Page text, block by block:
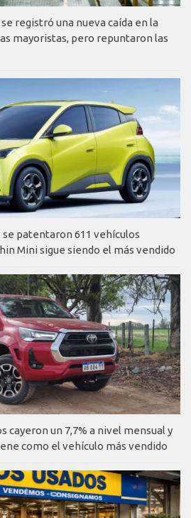
registró una nueva caída en la
mayoristas, pero repuntaron las
patentaron 611 vehículos
Mini sigue siendo el más vendido
cayeron un 7,7% a nivel mensual y
como el vehículo más vendido